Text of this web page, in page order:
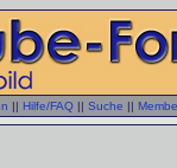
|| Hilfe/FAQ || Suche ||